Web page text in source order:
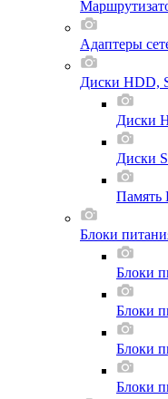
Адаптеры
Диски HDD,
Диски
Диски
Память
Блоки
Блоки
Блоки
Блоки
Блоки